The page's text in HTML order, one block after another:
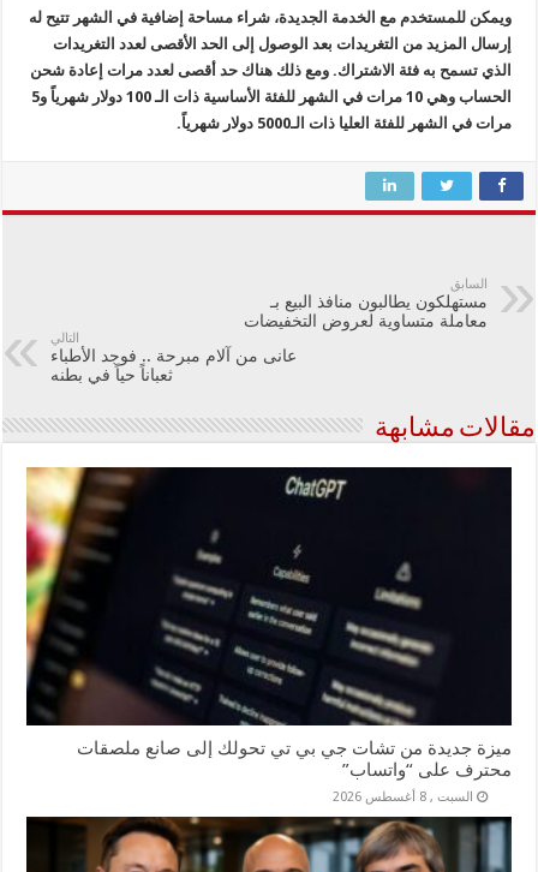
ويمكن للمستخدم مع الخدمة الجديدة، شراء مساحة إضافية في الشهر تتيح له
إرسال المزيد من التغريدات بعد الوصول إلى الحد الأقصى لعدد التغريدات
الذي تسمح به فئة الاشتراك. ومع ذلك هناك حد أقصى لعدد مرات إعادة شحن
الحساب وهي 10 مرات في الشهر للفئة الأساسية ذات الـ 100 دولار شهرياً و5
مرات في الشهر للفئة العليا ذات الـ5000 دولار شهرياً.
السابق
مستهلكون يطالبون منافذ البيع بـ
معاملة متساوية لعروض التخفيضات
التالي
عانى من آلام مبرحة .. فوجد الأطباء
ثعباناً حياً في بطنه
مقالات مشابهة
ميزة جديدة من تشات جي بي تي تحولك إلى صانع ملصقات
محترف على “واتساب”
السبت , 8 أغسطس 2026